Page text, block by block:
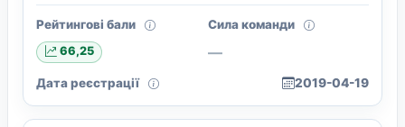
Рейтингові бали
66,25
Сила команди
—
Дата реєстрації 2019-04-19